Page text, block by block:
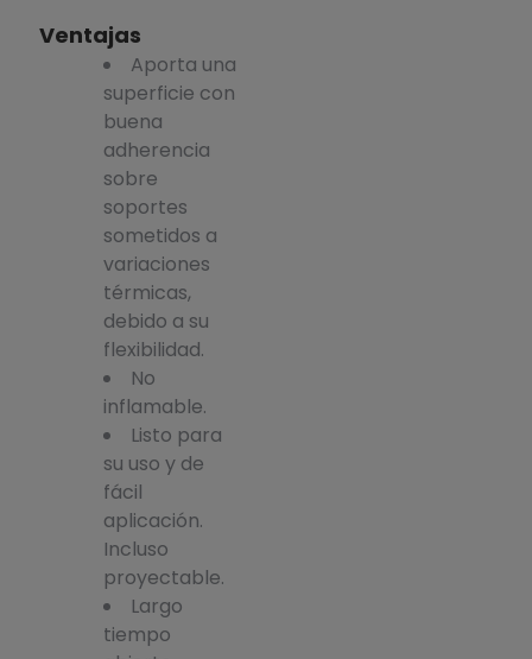
Ventajas
Aporta una
superficie con
buena
adherencia
sobre
soportes
sometidos a
variaciones
térmicas,
debido a su
flexibilidad.
No
inflamable.
Listo para
su uso y de
fácil
aplicación.
Incluso
proyectable.
Largo
tiempo